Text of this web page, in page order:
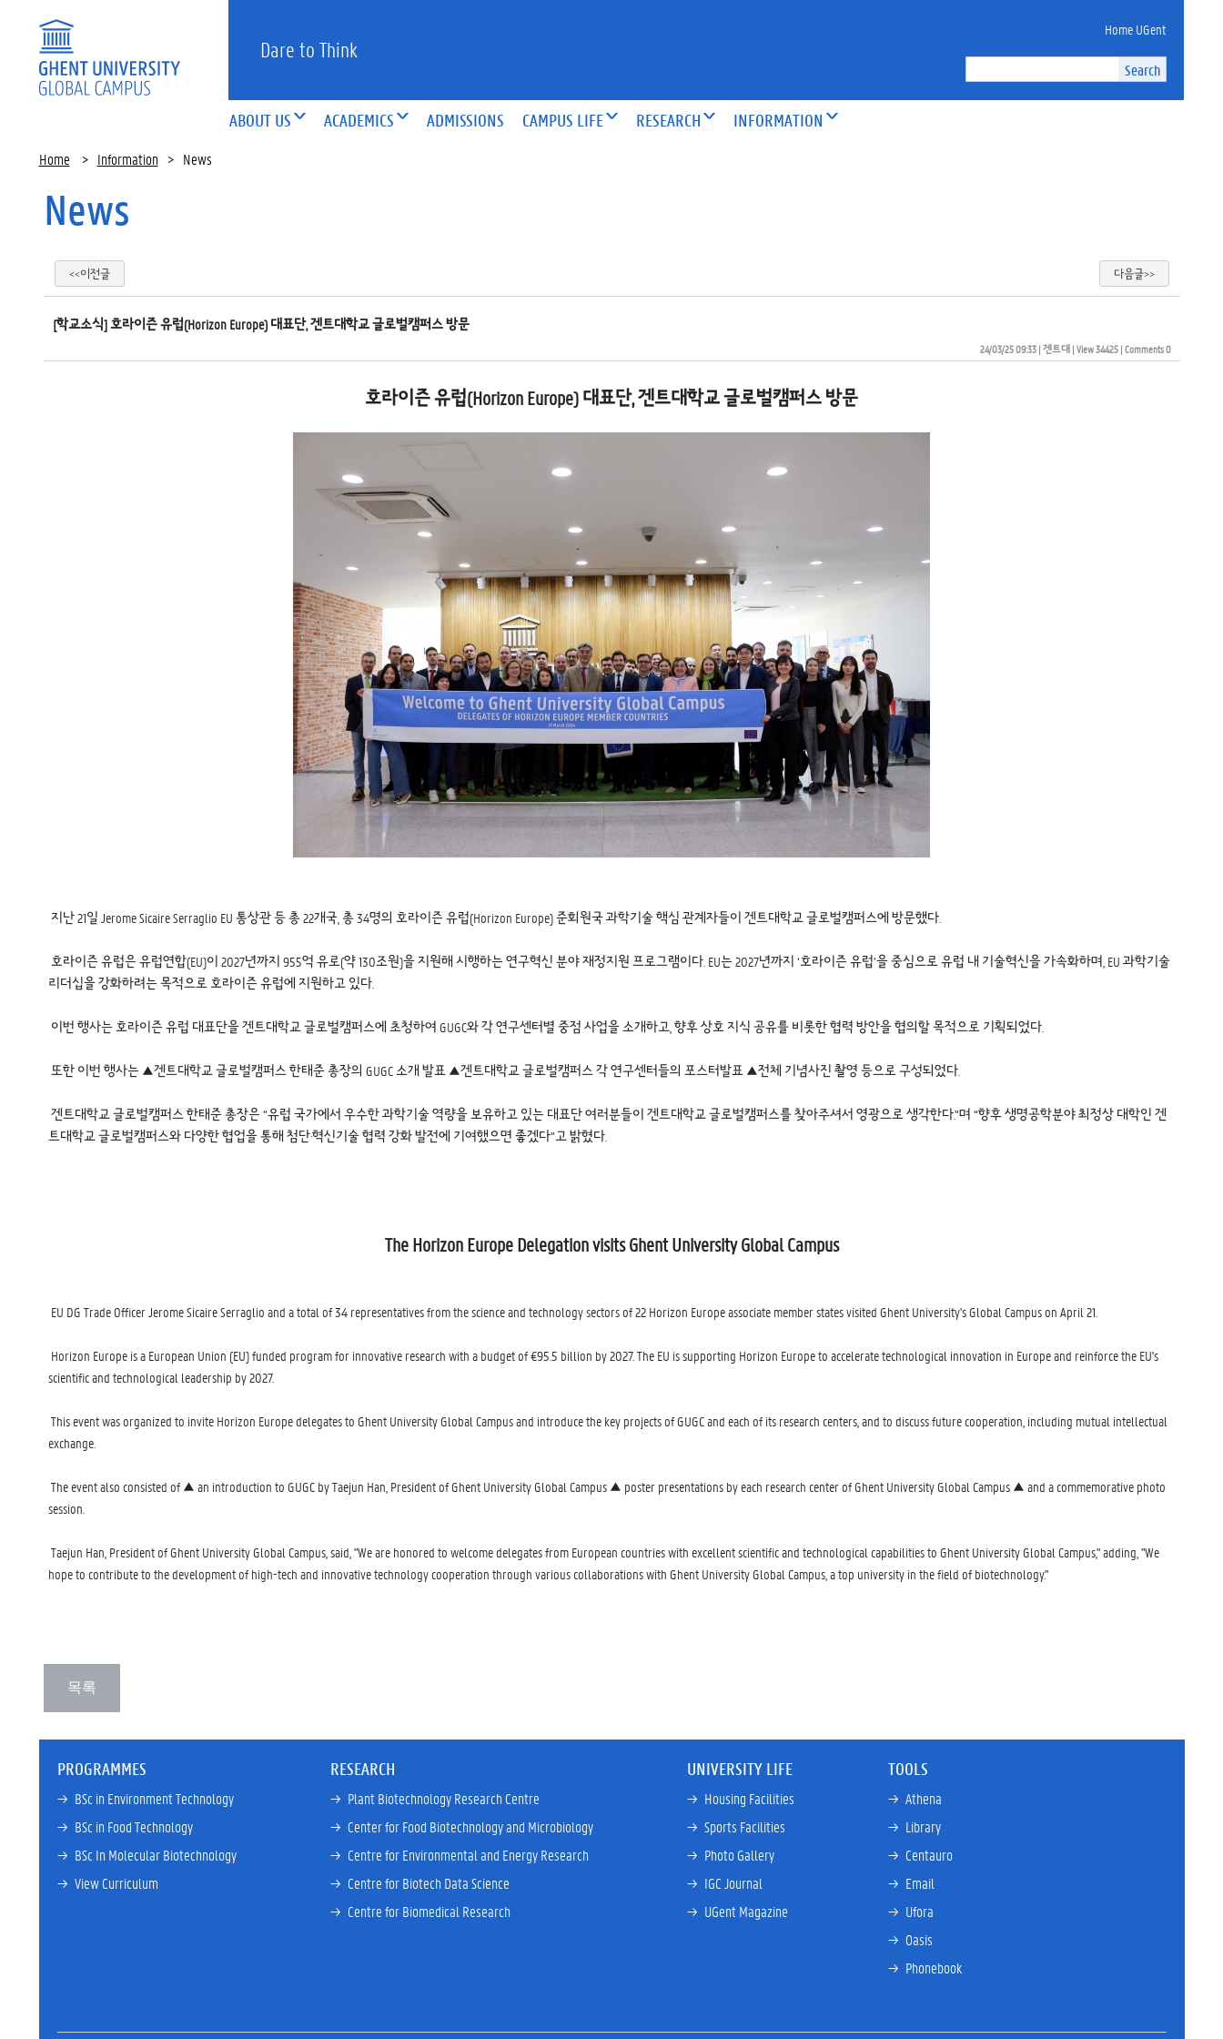
Dare to Think
Home UGent
ABOUT US ACADEMICS ADMISSIONS CAMPUS LIFE RESEARCH INFORMATION
Home > Information > News
News
<<이전글 다음글>>
[학교소식] 호라이즌 유럽(Horizon Europe) 대표단, 겐트대학교 글로벌캠퍼스 방문
24/03/25 09:33| 겐트대| View 34425| Comments 0
호라이즌 유럽(Horizon Europe) 대표단, 겐트대학교 글로벌캠퍼스 방문
지난 21일 Jerome Sicaire Serraglio EU 통상관 등 총 22개국, 총 34명의 호라이즌 유럽(Horizon Europe) 준회원국 과학기술 핵심 관계자들이 겐트대학교 글로벌캠퍼스에 방문했다.
호라이즌 유럽은 유럽연합(EU)이 2027년까지 955억 유로(약 130조원)을 지원해 시행하는 연구혁신 분야 재정지원 프로그램이다. EU는 2027년까지 ‘호라이즌 유럽’을 중심으로 유럽 내 기술혁신을 가속화하며, EU 과학기술
리더십을 강화하려는 목적으로 호라이즌 유럽에 지원하고 있다.
이번 행사는 호라이즌 유럽 대표단을 겐트대학교 글로벌캠퍼스에 초청하여 GUGC와 각 연구센터별 중점 사업을 소개하고, 향후 상호 지식 공유를 비롯한 협력 방안을 협의할 목적으로 기획되었다.
또한 이번 행사는 ▲겐트대학교 글로벌캠퍼스 한태준 총장의 GUGC 소개 발표 ▲겐트대학교 글로벌캠퍼스 각 연구센터들의 포스터발표 ▲전체 기념사진 촬영 등으로 구성되었다.
겐트대학교 글로벌캠퍼스 한태준 총장은 “유럽 국가에서 우수한 과학기술 역량을 보유하고 있는 대표단 여러분들이 겐트대학교 글로벌캠퍼스를 찾아주셔서 영광으로 생각한다.”며 “향후 생명공학분야 최정상 대학인 겐
트대학교 글로벌캠퍼스와 다양한 협업을 통해 첨단·혁신기술 협력 강화 발전에 기여했으면 좋겠다”고 밝혔다.
The Horizon Europe Delegation visits Ghent University Global Campus
EU DG Trade Officer Jerome Sicaire Serraglio and a total of 34 representatives from the science and technology sectors of 22 Horizon Europe associate member states visited Ghent University's Global Campus on April 21.
Horizon Europe is a European Union (EU) funded program for innovative research with a budget of €95.5 billion by 2027. The EU is supporting Horizon Europe to accelerate technological innovation in Europe and reinforce the EU's
scientific and technological leadership by 2027.
This event was organized to invite Horizon Europe delegates to Ghent University Global Campus and introduce the key projects of GUGC and each of its research centers, and to discuss future cooperation, including mutual intellectual
exchange.
The event also consisted of ▲ an introduction to GUGC by Taejun Han, President of Ghent University Global Campus ▲ poster presentations by each research center of Ghent University Global Campus ▲ and a commemorative photo
session.
Taejun Han, President of Ghent University Global Campus, said, "We are honored to welcome delegates from European countries with excellent scientific and technological capabilities to Ghent University Global Campus," adding, "We
hope to contribute to the development of high-tech and innovative technology cooperation through various collaborations with Ghent University Global Campus, a top university in the field of biotechnology."
PROGRAMMES
→ BSc in Environment Technology
→ BSc in Food Technology
→ BSc In Molecular Biotechnology
→ View Curriculum
RESEARCH
→ Plant Biotechnology Research Centre
→ Center for Food Biotechnology and Microbiology
→ Centre for Environmental and Energy Research
→ Centre for Biotech Data Science
→ Centre for Biomedical Research
UNIVERSITY LIFE
→ Housing Facilities
→ Sports Facilities
→ Photo Gallery
→ IGC Journal
→ UGent Magazine
TOOLS
→ Athena
→ Library
→ Centauro
→ Email
→ Ufora
→ Oasis
→ Phonebook